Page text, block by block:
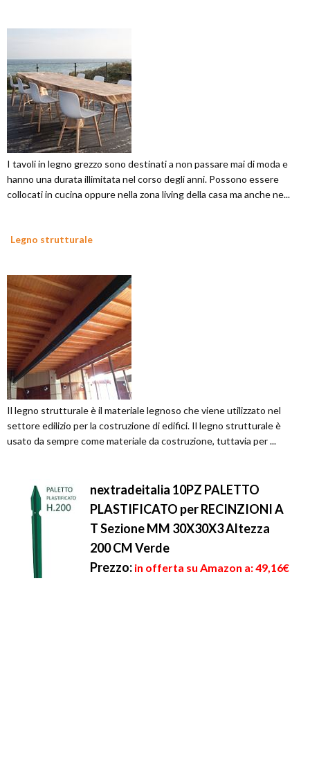
I tavoli in legno grezzo sono destinati a non passare mai di moda e
hanno una durata illimitata nel corso degli anni. Possono essere
collocati in cucina oppure nella zona living della casa ma anche ne...
Legno strutturale
Il legno strutturale è il materiale legnoso che viene utilizzato nel
settore edilizio per la costruzione di edifici. Il legno strutturale è
usato da sempre come materiale da costruzione, tuttavia per ...
nextradeitalia 10PZ PALETTO
PLASTIFICATO per RECINZIONI A
T Sezione MM 30X30X3 Altezza
200 CM Verde
Prezzo: in offerta su Amazon a: 49,16€